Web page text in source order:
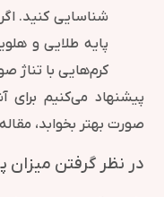
شناسایی کنید.
پایه طلایی و
کرم‌هایی با تناژ
پیشنهاد می‌کنیم برای
صورت بهتر بخوابد، مقاله
در نظر گرفتن